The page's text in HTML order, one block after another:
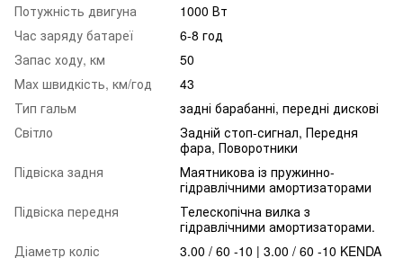
Потужність двигуна
1000 Вт
Час заряду батареї
6-8 год
Запас ходу, км
50
Маx швидкість, км/год
43
Тип гальм
задні барабанні, передні дискові
Світло
Задній стоп-сигнал, Передня
фара, Поворотники
Підвіска задня
Маятникова із пружинно-
гідравлічними амортизаторами
Підвіска передня
Телескопічна вилка з
гідравлічними амортизаторами.
Діаметр коліс
3.00 / 60 -10 | 3.00 / 60 -10 KENDA